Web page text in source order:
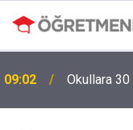
09:02 Okullara 30
19:01